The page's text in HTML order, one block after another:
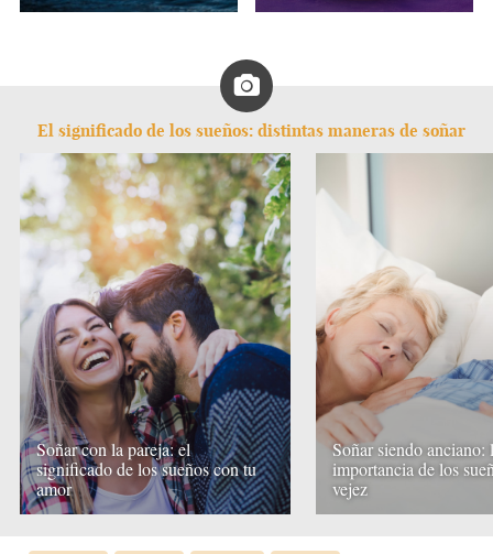
El significado de los sueños: distintas maneras de soñar
Soñar con la pareja: el
significado de los sueños con tu
amor
Soñar siendo anciano:
importancia de los
vejez